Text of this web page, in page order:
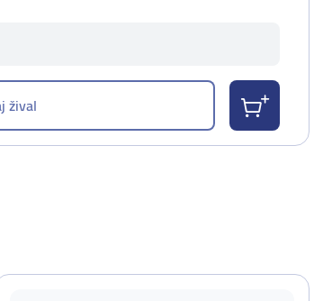
žival